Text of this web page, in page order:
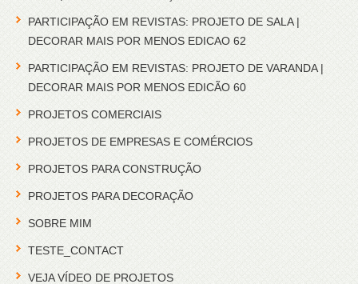
PARTICIPAÇÃO EM REVISTAS: PROJETO DE SALA |
DECORAR MAIS POR MENOS EDICAO 62
PARTICIPAÇÃO EM REVISTAS: PROJETO DE VARANDA |
DECORAR MAIS POR MENOS EDICÃO 60
PROJETOS COMERCIAIS
PROJETOS DE EMPRESAS E COMÉRCIOS
PROJETOS PARA CONSTRUÇÃO
PROJETOS PARA DECORAÇÃO
SOBRE MIM
TESTE_CONTACT
VEJA VÍDEO DE PROJETOS